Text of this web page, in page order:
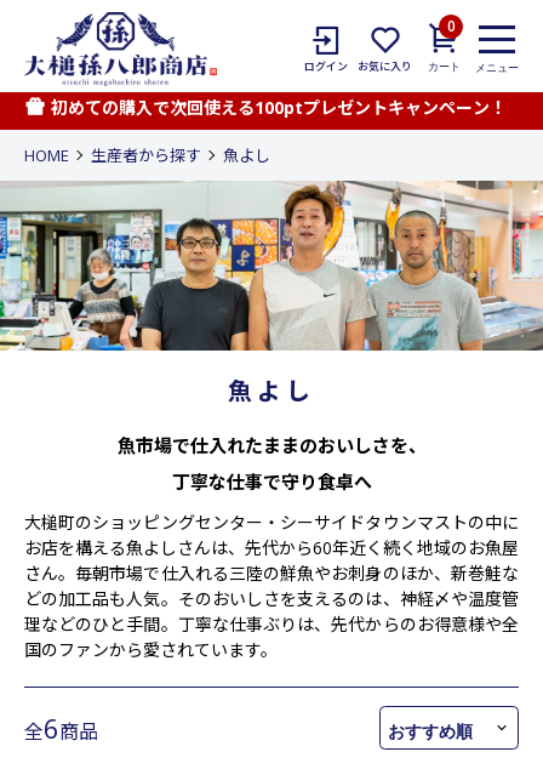
ログイン お気に入り
0
カート メニュー
初めての購入で次回使える100ptプレゼントキャンペーン！
HOME 生産者から探す 魚よし
魚よし
魚市場で仕入れたままのおいしさを、
丁寧な仕事で守り食卓へ
大槌町のショッピングセンター・シーサイドタウンマストの中に
お店を構える魚よしさんは、先代から60年近く続く地域のお魚屋
さん。毎朝市場で仕入れる三陸の鮮魚やお刺身のほか、新巻鮭な
どの加工品も人気。そのおいしさを支えるのは、神経〆や温度管
理などのひと手間。丁寧な仕事ぶりは、先代からのお得意様や全
国のファンから愛されています。
全6商品